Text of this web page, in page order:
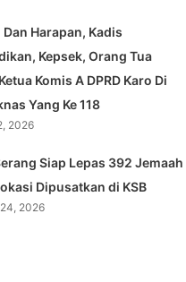
Dan Harapan, Kadis
Kepsek, Orang Tua
Komis A DPRD Karo Di
Yang Ke 118
2026
Siap Lepas 392 Jemaah
Dipusatkan di KSB
2026